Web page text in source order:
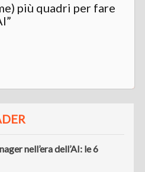
più quadri per fare
nell’era dell’AI: le 6